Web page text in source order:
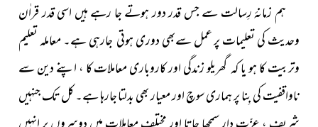
ہم زمانۂ رِسالت سے جس قدر دور ہوتے جا رہے ہیں اسی قدر قراٰن
وحدیث کی تعلیمات پر عمل سےبھی دوری ہوتی جارہی ہے۔ معاملہ تعلیم
وتربیت کا ہو یا کہ گھریلو زندگی اور کاروباری معاملات کا ، اپنے دین سے
ناواقفیت کی بِنا پر ہماری سوچ اور معیار بھی بدلتا جارہا ہے۔ کل تک جنہیں